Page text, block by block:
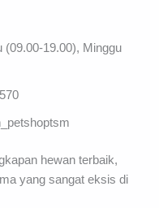
(09.00-19.00), Minggu
hewan terbaik,
yang sangat eksis di